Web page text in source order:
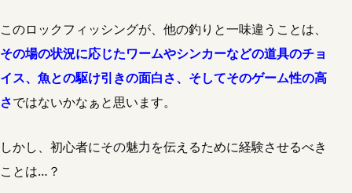
このロックフィッシングが、他の釣りと一味違うことは、
その場の状況に応じたワームやシンカーなどの道具のチョ
イス、魚との駆け引きの面白さ、そしてそのゲーム性の高
さではないかなぁと思います。
しかし、初心者にその魅力を伝えるために経験させるべき
ことは…？